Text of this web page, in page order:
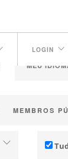
LOGIN
MEMBROS